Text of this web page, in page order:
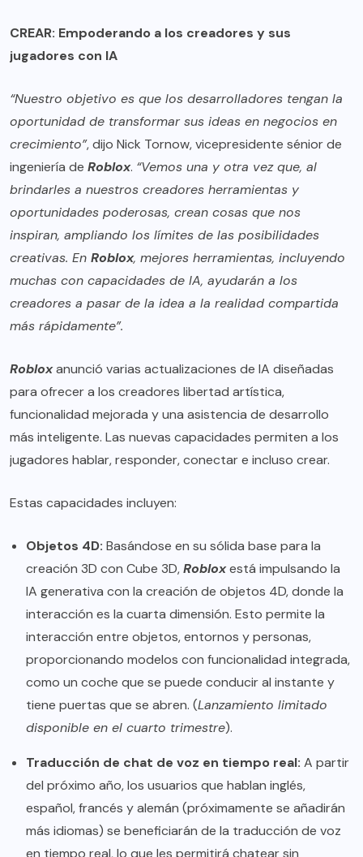
CREAR: Empoderando a los creadores y sus
jugadores con IA
“Nuestro objetivo es que los desarrolladores tengan la
oportunidad de transformar sus ideas en negocios en
crecimiento”, dijo Nick Tornow, vicepresidente sénior de
ingeniería de Roblox. “Vemos una y otra vez que, al
brindarles a nuestros creadores herramientas y
oportunidades poderosas, crean cosas que nos
inspiran, ampliando los límites de las posibilidades
creativas. En Roblox, mejores herramientas, incluyendo
muchas con capacidades de IA, ayudarán a los
creadores a pasar de la idea a la realidad compartida
más rápidamente”.
Robloxanunció varias actualizaciones de IA diseñadas
para ofrecer a los creadores libertad artística,
funcionalidad mejorada y una asistencia de desarrollo
más inteligente. Las nuevas capacidades permiten a los
jugadores hablar, responder, conectar e incluso crear.
Estas capacidades incluyen:
Objetos 4D: Basándose en su sólida base para la
creación 3D con Cube 3D,Robloxestá impulsando la
IA generativa con la creación de objetos 4D, donde la
interacción es la cuarta dimensión. Esto permite la
interacción entre objetos, entornos y personas,
proporcionando modelos con funcionalidad integrada,
como un coche que se puede conducir al instante y
tiene puertas que se abren. (Lanzamiento limitado
disponible en el cuarto trimestre).
Traducción de chat de voz en tiempo real: A partir
del próximo año, los usuarios que hablan inglés,
español, francés y alemán (próximamente se añadirán
más idiomas) se beneficiarán de la traducción de voz
en tiempo real, lo que les permitirá chatear sin